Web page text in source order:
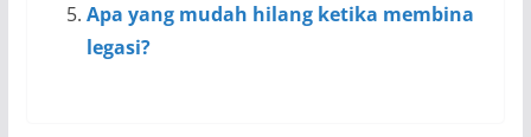
Apa yang mudah hilang ketika membina
legasi?